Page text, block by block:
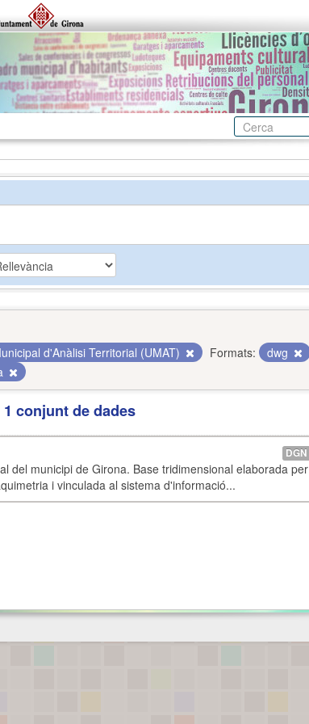
d'Anàlisi Territorial (UMAT) Formats: dwg
conjunt de dades
del municipi de Girona. Base tridimensional elaborada per
i vinculada al sistema d'informació...
DGN